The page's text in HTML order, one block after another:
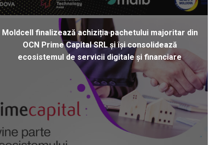
Moldcell finalizează achiziția pachetului majoritar din
OCN Prime Capital SRL și își consolidează
ecosistemul de servicii digitale și financiare